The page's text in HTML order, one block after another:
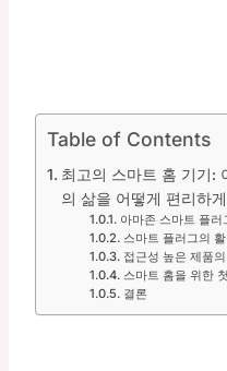
Table of Contents
최고의 스마트 홈 기기:
의 삶을 어떻게 편리하
아마존 스마트 플
스마트 플러그의
접근성 높은 제품
스마트 홈을 위한
결론